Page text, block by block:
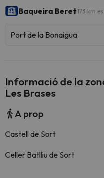
Baqueira Beret173 km
Port de la Bonaigua
Informació de la
Les Brases
A prop
Castell de Sort
Celler Batlliu de Sort